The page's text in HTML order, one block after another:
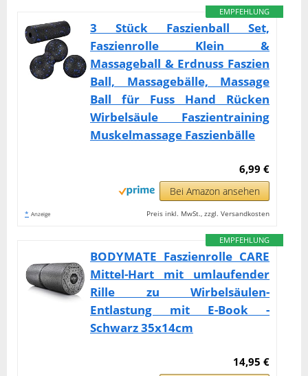
EMPFEHLUNG
3 Stück Faszienball Set,
Faszienrolle Klein &
Massageball & Erdnuss Faszien
Ball, Massagebälle, Massage
Ball für Fuss Hand Rücken
Wirbelsäule Faszientraining
Muskelmassage Faszienbälle
6,99 €
Bei Amazon ansehen
* Anzeige Preis inkl. MwSt., zzgl. Versandkosten
EMPFEHLUNG
BODYMATE Faszienrolle CARE
Mittel-Hart mit umlaufender
Rille zu Wirbelsäulen-
Entlastung mit E-Book -
Schwarz 35x14cm
14,95 €